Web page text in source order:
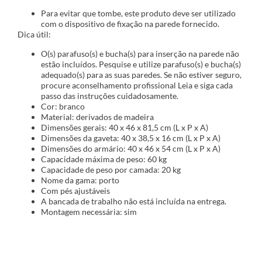
Para evitar que tombe, este produto deve ser utilizado
com o dispositivo de fixação na parede fornecido.
Dica útil:
O(s) parafuso(s) e bucha(s) para inserção na parede não
estão incluídos. Pesquise e utilize parafuso(s) e bucha(s)
adequado(s) para as suas paredes. Se não estiver seguro,
procure aconselhamento profissional Leia e siga cada
passo das instruções cuidadosamente.
Cor: branco
Material: derivados de madeira
Dimensões gerais: 40 x 46 x 81,5 cm (L x P x A)
Dimensões da gaveta: 40 x 38,5 x 16 cm (L x P x A)
Dimensões do armário: 40 x 46 x 54 cm (L x P x A)
Capacidade máxima de peso: 60 kg
Capacidade de peso por camada: 20 kg
Nome da gama: porto
Com pés ajustáveis
A bancada de trabalho não está incluída na entrega.
Montagem necessária: sim